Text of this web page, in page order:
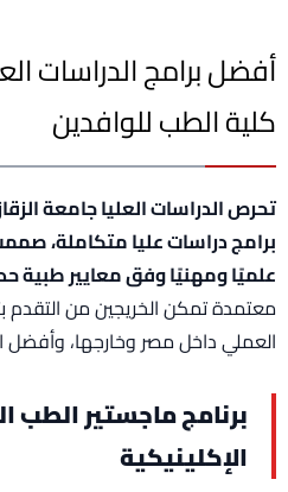
أفضل برامج الدراسات
كلية الطب للوافدين
تحرص الدراسات العليا جامعة
برامج دراسات عليا متكاملة،
علميًا ومهنيًا وفق معايير طبية
معتمدة تمكن الخريجين من التقدم
العملي داخل مصر وخارجها، وأفضل
برنامج ماجستير
الإكلينيكية